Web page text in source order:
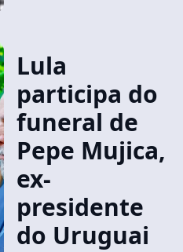
Lula
participa do
funeral de
Pepe Mujica,
ex-
presidente
do Uruguai